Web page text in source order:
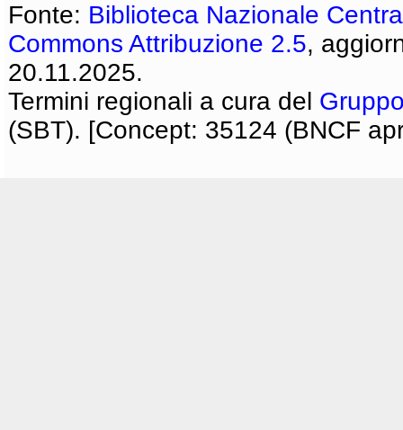
Fonte: Biblioteca Nazionale
Commons Attribuzione 2.5,
20.11.2025.
Termini regionali a cura del
(SBT). [Concept: 35124 (BNCF